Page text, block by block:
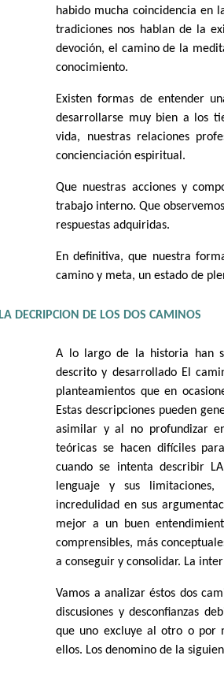
habido mucha coincidencia en
tradiciones nos hablan de la
devoción, el camino de la
conocimiento.
Existen formas de entender
desarrollarse muy bien a los
vida, nuestras relaciones
concienciación espiritual.
Que nuestras acciones y
trabajo interno. Que
respuestas adquiridas.
En definitiva, que nuestra
camino y meta, un estado de
LA DECRIPCION DE LOS DOS CAMINOS
A lo largo de la historia han
descrito y desarrollado El
planteamientos que en
Estas descripciones pueden
asimilar y al no profundizar
teóricas se hacen difíciles
cuando se intenta describir
lenguaje y sus
incredulidad en sus
mejor a un buen
comprensibles, más
a conseguir y consolidar. La
Vamos a analizar éstos dos
discusiones y desconfianzas
que uno excluye al otro o por
ellos. Los denomino de la